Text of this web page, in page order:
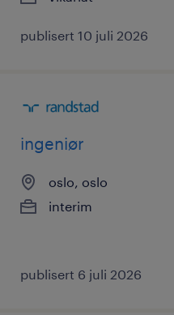
publisert 10 juli 2026
ingeniør
oslo, oslo
interim
publisert 6 juli 2026